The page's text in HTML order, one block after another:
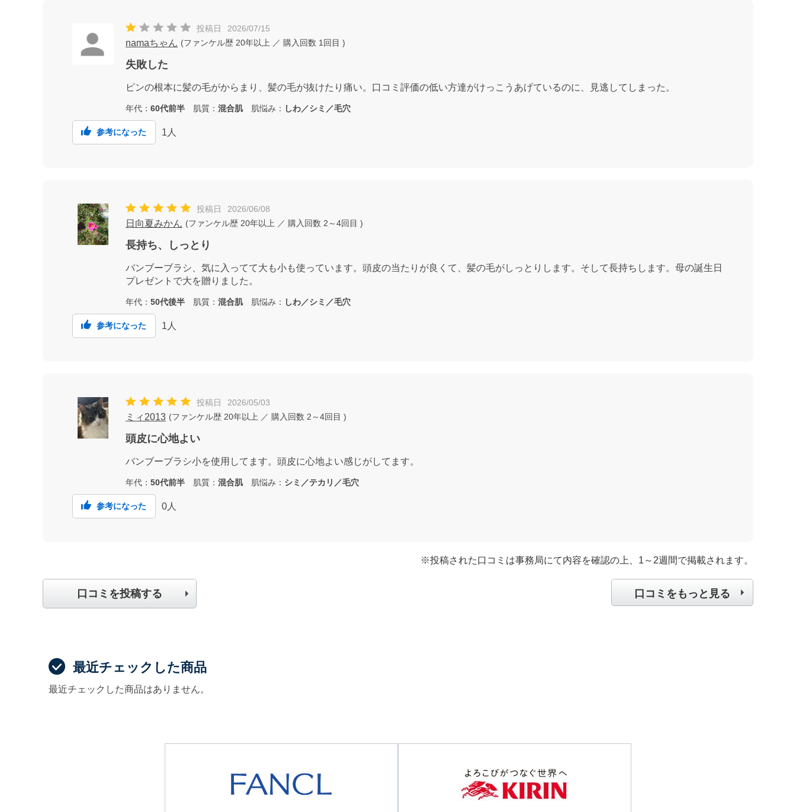
投稿日 2026/07/15
namaちゃん (ファンケル歴 20年以上 ／ 購入回数 1回目 )
失敗した
ピンの根本に髪の毛がからまり、髪の毛が抜けたり痛い。口コミ評価の低い方達がけっこうあげているのに、見逃してしまった。
年代： 60代前半 肌質： 混合肌肌悩み： しわ／シミ／毛穴
参考になった 1 人
投稿日 2026/06/08
日向夏みかん (ファンケル歴 20年以上 ／ 購入回数 2～4回目 )
長持ち、しっとり
バンブーブラシ、気に入ってて大も小も使っています。頭皮の当たりが良くて、髪の毛がしっとりします。そして長持ちします。母の誕生日
プレゼントで大を贈りました。
年代： 50代後半 肌質： 混合肌肌悩み： しわ／シミ／毛穴
参考になった 1 人
投稿日 2026/05/03
ミィ2013 (ファンケル歴 20年以上 ／ 購入回数 2～4回目 )
頭皮に心地よい
バンブーブラシ小を使用してます。頭皮に心地よい感じがしてます。
年代： 50代前半 肌質： 混合肌肌悩み： シミ／テカリ／毛穴
参考になった 0 人
※投稿された口コミは事務局にて内容を確認の上、1～2週間で掲載されます。
口コミを投稿する 口コミをもっと見る
最近チェックした商品
最近チェックした商品はありません。